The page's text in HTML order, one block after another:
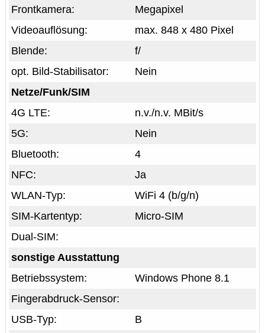
Megapixel
Frontkamera:
max. 848 x 480 Pixel
Videoauflösung:
f/
Blende:
Nein
opt. Bild-Stabilisator:
Netze/Funk/SIM
n.v./n.v. MBit/s
4G LTE:
Nein
5G:
4
Bluetooth:
Ja
NFC:
WiFi 4 (b/g/n)
WLAN-Typ:
Micro-SIM
SIM-Kartentyp:
Dual-SIM:
sonstige Ausstattung
Windows Phone 8.1
Betriebssystem:
Fingerabdruck-Sensor:
B
USB-Typ: